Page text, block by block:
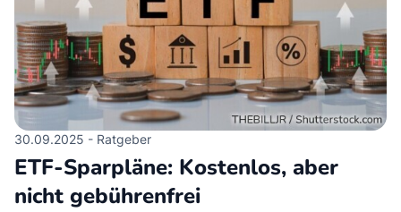
30.09.2025 - Ratgeber
ETF-Sparpläne: Kostenlos, aber
nicht gebührenfrei